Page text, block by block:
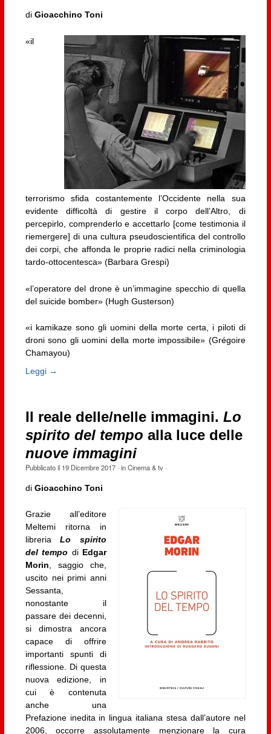
di Gioacchino Toni
«il
terrorismo sfida costantemente l’Occidente nella sua
evidente difficoltà di gestire il corpo dell’Altro, di
percepirlo, comprenderlo e accettarlo [come testimonia il
riemergere] di una cultura pseudoscientifica del controllo
dei corpi, che affonda le proprie radici nella criminologia
tardo-ottocentesca» (Barbara Grespi)
«l’operatore del drone è un’immagine specchio di quella
del suicide bomber» (Hugh Gusterson)
«i kamikaze sono gli uomini della morte certa, i piloti di
droni sono gli uomini della morte impossibile» (Grégoire
Chamayou)
Leggi →
Il reale delle/nelle immagini. Lo
spirito del tempo alla luce delle
nuove immagini
Pubblicato il 19 Dicembre 2017· inCinema & tv·
di Gioacchino Toni
Grazie all’editore
Meltemi ritorna in
libreriaLo spirito
del tempo di Edgar
Morin , saggio che,
uscito nei primi anni
Sessanta,
nonostante il
passare dei decenni,
si dimostra ancora
capace di offrire
importanti spunti di
riflessione. Di questa
nuova edizione, in
cui è contenuta
anche una
Prefazione inedita in lingua italiana stesa dall’autore nel
2006, occorre assolutamente menzionare la cura